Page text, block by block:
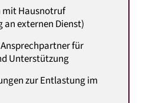
mit Hausnotruf
externen Dienst)
für
Unterstützung
zur Entlastung im